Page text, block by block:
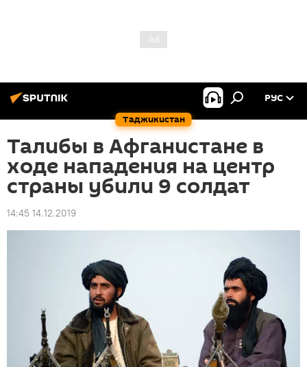
Таджикистан
РУС
Талибы в Афганистане в
ходе нападения на центр
страны убили 9 солдат
14:45 14.12.2019